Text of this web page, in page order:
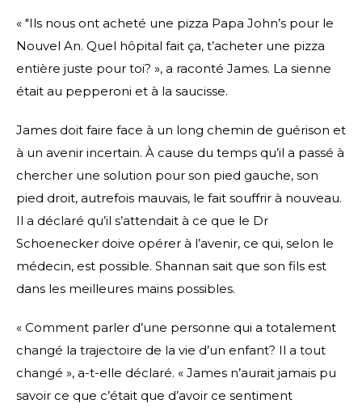
« "Ils nous ont acheté une pizza Papa John’s pour le
Nouvel An. Quel hôpital fait ça, t’acheter une pizza
entière juste pour toi? », a raconté James. La sienne
était au pepperoni et à la saucisse.
James doit faire face à un long chemin de guérison et
à un avenir incertain. À cause du temps qu’il a passé à
chercher une solution pour son pied gauche, son
pied droit, autrefois mauvais, le fait souffrir à nouveau.
Il a déclaré qu’il s’attendait à ce que le Dr
Schoenecker doive opérer à l’avenir, ce qui, selon le
médecin, est possible. Shannan sait que son fils est
dans les meilleures mains possibles.
« Comment parler d’une personne qui a totalement
changé la trajectoire de la vie d’un enfant? Il a tout
changé », a-t-elle déclaré. « James n’aurait jamais pu
savoir ce que c’était que d’avoir ce sentiment